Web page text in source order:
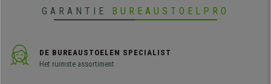
GARANTIE BUREAUSTOELPRO
DE BUREAUSTOELEN SPECIALIST
Het ruimste assortiment